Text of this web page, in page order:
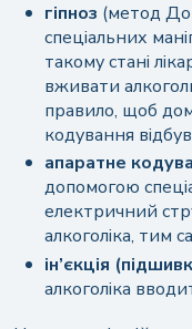
гіпноз (метод
спеціальних
такому стані
вживати
правило, щоб
кодування
апаратне
допомогою
електричний
алкоголіка, тим
ін’єкція
алкоголіка